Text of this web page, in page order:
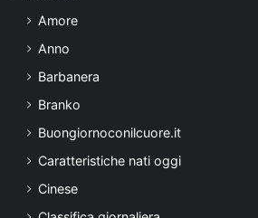
Amore
Anno
Barbanera
Branko
Buongiornoconilcuore.it
Caratteristiche nati oggi
Cinese